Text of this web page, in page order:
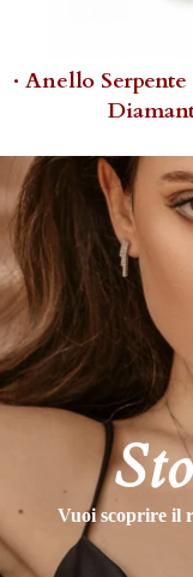
· Anello
Vuoi scoprire il